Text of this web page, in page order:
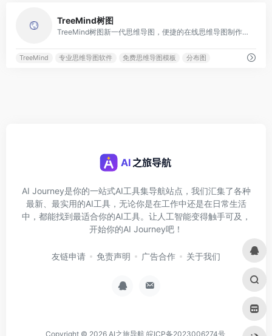
TreeMind树图
TreeMind树图新一代思维导图，便捷的在线思维导图制作软件，专业的思维导图工具，提供大量免费思维导图模板，轻松制作脑图、树形图、鱼骨图、组织架构图、时间轴、时间线等结构思维导图，助力高效梳理思维，激发灵感。
TreeMind 专业思维导图软件 免费思维导图模板 分布图
AI Journey是你的一站式AI工具集导航站点，我们汇集了各种
最新、最实用的AI工具，无论你是在工作中还是在日常生活
中，都能找到最适合你的AI工具。让人工智能变得触手可及，
开始你的AI Journey吧！
友链申请 免责声明 广告合作 关于我们
Copyright © 2026 AI之旅导航 皖ICP备2023006274号